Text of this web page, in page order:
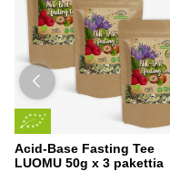
Acid-Base Fasting Tee
LUOMU 50g x 3 pakettia